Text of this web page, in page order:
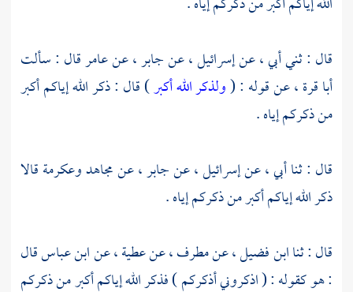
قال : ثني أبي ، عنإسرائيل ،عنجابر ،عنعامرقال : سألت
أبا قرة ،عن قوله : (ولذكر الله أكبر) قال : ذكر الله إياكم أكبر
من ذكركم إياه .
قال : ثنا أبي ، عنإسرائيل ،عنجابر ،عنمجاهدوعكرمةقالا
ذكر الله إياكم أكبر من ذكركم إياه .
قال : ثناابن فضيل ،عنمطرف ،عنعطية ،عنابن عباسقال
: هو كقوله : ( اذكروني أذكركم ) فذكر الله إياكم أكبر من ذكركم